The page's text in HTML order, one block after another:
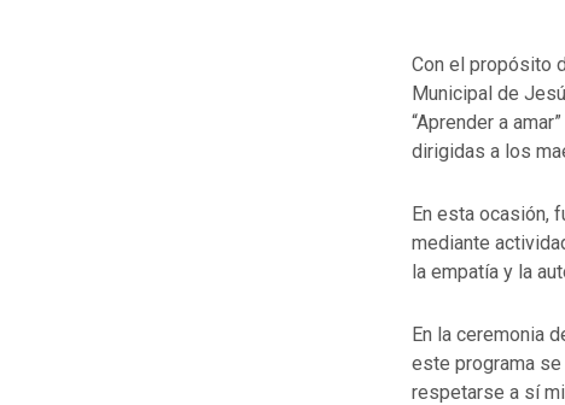
Con el propósito
Municipal de
“Aprender a
dirigidas a los
En esta ocasión,
mediante
la empatía y la
En la ceremonia
este programa se
respetarse a sí